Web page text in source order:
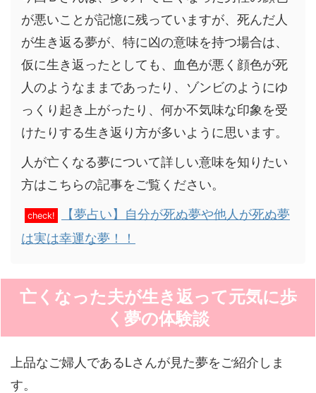
が悪いことが記憶に残っていますが、死んだ人
が生き返る夢が、特に凶の意味を持つ場合は、
仮に生き返ったとしても、血色が悪く顔色が死
人のようなままであったり、ゾンビのようにゆ
っくり起き上がったり、何か不気味な印象を受
けたりする生き返り方が多いように思います。
人が亡くなる夢について詳しい意味を知りたい
方はこちらの記事をご覧ください。
check!
【夢占い】自分が死ぬ夢や他人が死ぬ夢
は実は幸運な夢！！
亡くなった夫が生き返って元気に歩
く夢の体験談
上品なご婦人であるLさんが見た夢をご紹介しま
す。